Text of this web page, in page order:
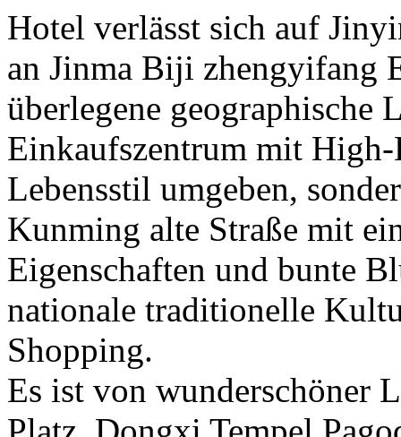
Hotel verlässt sich auf
an Jinma Biji zhengyifang
überlegene geographische
Einkaufszentrum mit
Lebensstil umgeben,
Kunming alte Straße mit
Eigenschaften und bunte
nationale traditionelle
Shopping.
Es ist von wunderschöner